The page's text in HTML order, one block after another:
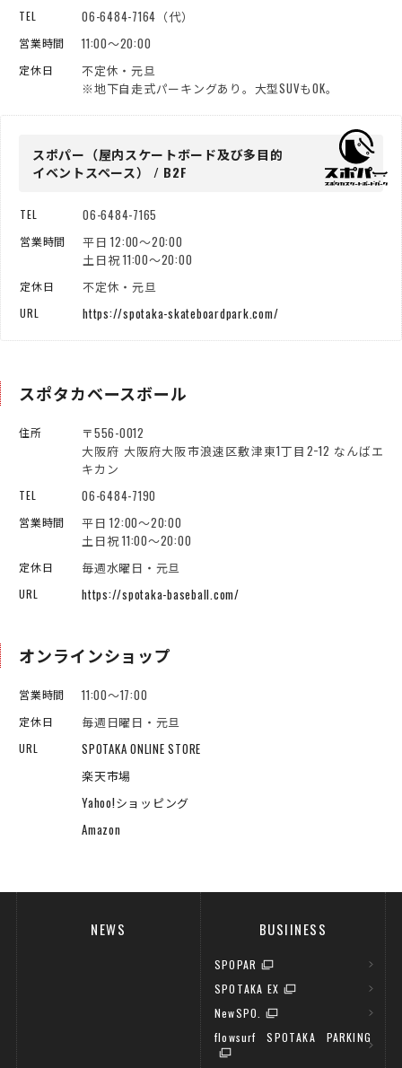
TEL 06-6484-7164（代）
営業時間 11:00～20:00
定休日
不定休・元旦
※地下自走式パーキングあり。大型SUVもOK。
スポパー（屋内スケートボード及び多目的
イベントスペース） / B2F
TEL 06-6484-7165
営業時間
平日 12:00～20:00
土日祝 11:00～20:00
定休日 不定休・元旦
URL https://spotaka-skateboardpark.com/
スポタカベースボール
住所
〒556-0012
大阪府 大阪府大阪市浪速区敷津東1丁目2−12 なんばエ
キカン
TEL 06-6484-7190
営業時間
平日 12:00～20:00
土日祝 11:00～20:00
定休日 毎週水曜日・元旦
URL https://spotaka-baseball.com/
オンラインショップ
営業時間 11:00～17:00
定休日 毎週日曜日・元旦
URL
SPOTAKA ONLINE STORE
楽天市場
Yahoo!ショッピング
Amazon
NEWS BUSIINESS
SPOPAR
SPOTAKA EX
NewSPO.
flowsurf SPOTAKA PARKING